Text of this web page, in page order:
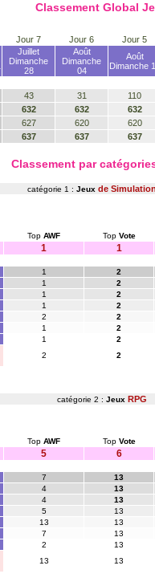
Classement Global
Jour 7 Jour 6 Jour 5
Juillet
Dimanche
28
Août
Dimanche
04
Août
Dimanche
43 31
110
632 632
632
627 620
620
637 637 637
Classement par
catégorie 1 : Jeux de
Top AWF Top Vote
1 1
1
2
1
2
1
2
1
2
2
2
1
2
1 2
2 2
catégorie 2 : Jeux RPG
Top AWF Top Vote
5 6
7
13
4
13
4
13
5
13
13
13
7
13
2 13
13 13